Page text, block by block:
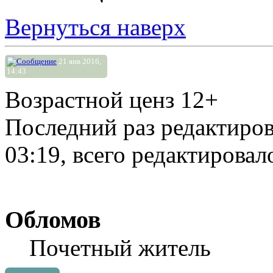
Вернуться наверх
21 янв 2016,
14:43
Возрастной ценз 12+
Последний раз
03:19, всего
Обломов
Почетный житель